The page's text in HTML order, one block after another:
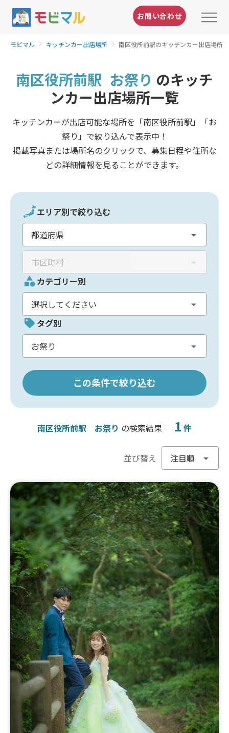
お問い合わせ
モビマル キッチンカー出店場所 南区役所前駅のキッチンカー出店場所
南区役所前駅 お祭り のキッチ
ンカー出店場所一覧
キッチンカーが出店可能な場所を「南区役所前駅」「お
祭り」で絞り込んで表示中！
掲載写真または場所名のクリックで、募集日程や住所な
どの詳細情報を見ることができます。
エリア別で絞り込む
カテゴリー別
タグ別
この条件で絞り込む
南区役所前駅 お祭り の検索結果 1 件
並び替え